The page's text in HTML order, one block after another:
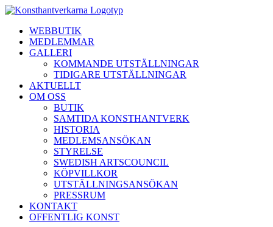
Fortsätt
innehålletWEBBUTIK
MEDLEMMAR
GALLERI
KOMMANDE UTSTÄLLNINGAR
TIDIGARE UTSTÄLLNINGAR
AKTUELLT
OM OSS
BUTIK
SAMTIDA KONSTHANTVERK
HISTORIA
MEDLEMSANSÖKAN
STYRELSE
SWEDISH ARTSCOUNCIL
KÖPVILLKOR
UTSTÄLLNINGSANSÖKAN
PRESSRUM
KONTAKT
OFFENTLIG KONST